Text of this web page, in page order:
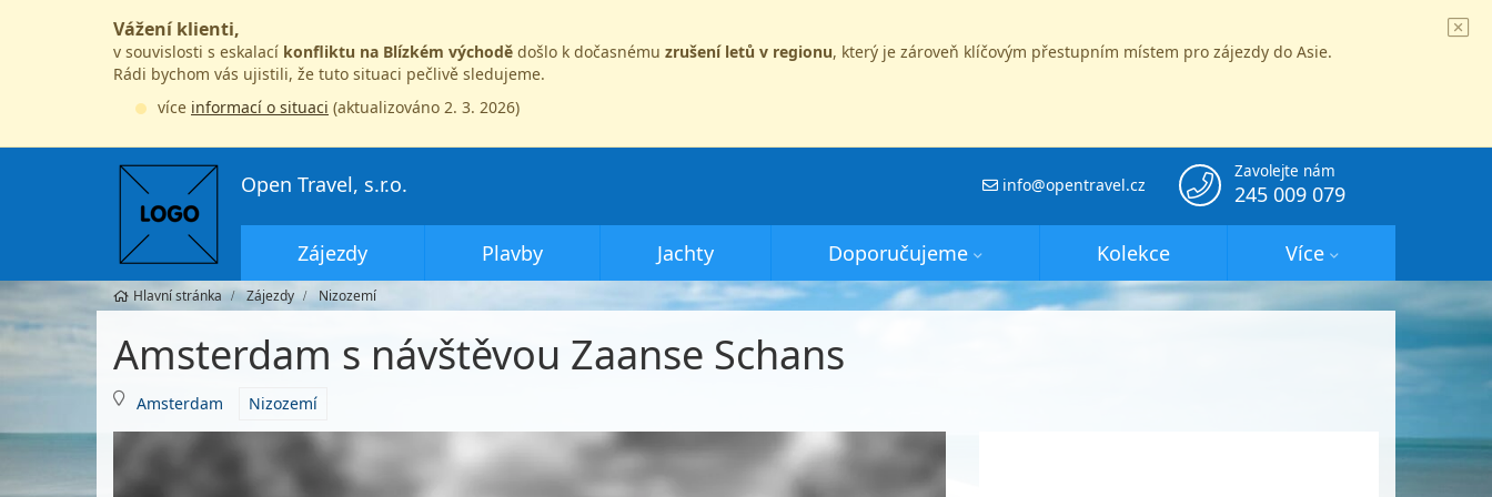
Vážení klienti,
v souvislosti s eskalací konfliktu na Blízkém východě došlo k dočasnému zrušení letů v regionu, který je zároveň klíčovým přestupním místem pro zájezdy do Asie.
Rádi bychom vás ujistili, že tuto situaci pečlivě sledujeme.
více informací o situaci (aktualizováno 2. 3. 2026)
Zavolejte nám
245 009 079
info@opentravel.cz
Open Travel, s.r.o.
Zájezdy Plavby Jachty Doporučujeme Kolekce Více
Hlavní stránka Zájezdy Nizozemí
Amsterdam s návštěvou Zaanse Schans
Amsterdam Nizozemí